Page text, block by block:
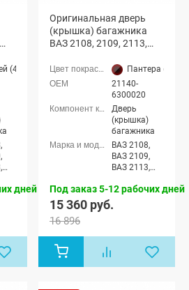
(460 тёмно-синий)
дней
Оригинальная дверь
(крышка) багажника
ВАЗ 2108, 2109, 2113,
(Пантера 672)
Пантера (672
21140-
6300020
Дверь
(крышка)
багажника
ВАЗ 2108,
ВАЗ 2109,
ВАЗ 2113,
Под заказ 5-12 рабочих дней
15 360 руб.
16 896